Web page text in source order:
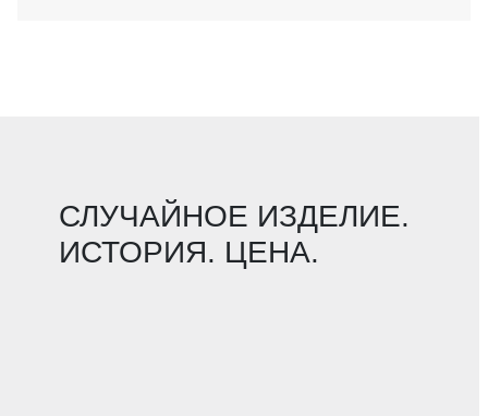
СЛУЧАЙНОЕ ИЗДЕЛИЕ.
ИСТОРИЯ. ЦЕНА.